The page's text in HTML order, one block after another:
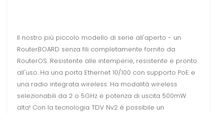
Il nostro più piccolo modello di serie all'aperto - un
RouterBOARD senza fili completamente fornito da
RouterOS. Resistente alle intemperie, resistente e pronto
all'uso. Ha una porta Ethernet 10/100 con supporto PoE e
una radio integrata wireless. Ha modalità wireless
selezionabili da 2 o 5GHz e potenza di uscita 500mW
alta! Con la tecnologia TDV Nv2 è possibile un